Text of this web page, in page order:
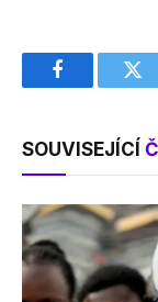
Facebook
SOUVISEJÍCÍ